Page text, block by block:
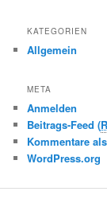
KATEGORIEN
Allgemein
META
Anmelden
Beitrags-Feed (
Kommentare als
WordPress.org